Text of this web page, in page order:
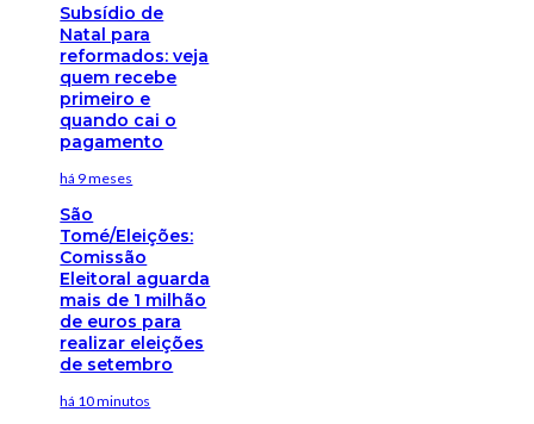
Subsídio de
Natal para
reformados: veja
quem recebe
primeiro e
quando cai o
pagamento
há 9 meses
São
Tomé/Eleições:
Comissão
Eleitoral aguarda
mais de 1 milhão
de euros para
realizar eleições
de setembro
há 10 minutos